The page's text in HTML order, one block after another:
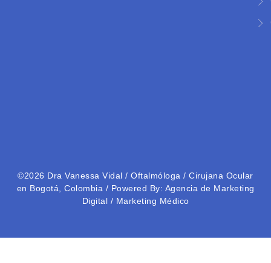
©2026 Dra Vanessa Vidal / Oftalmóloga / Cirujana Ocular
en Bogotá, Colombia / Powered By: Agencia de Marketing
Digital / Marketing Médico